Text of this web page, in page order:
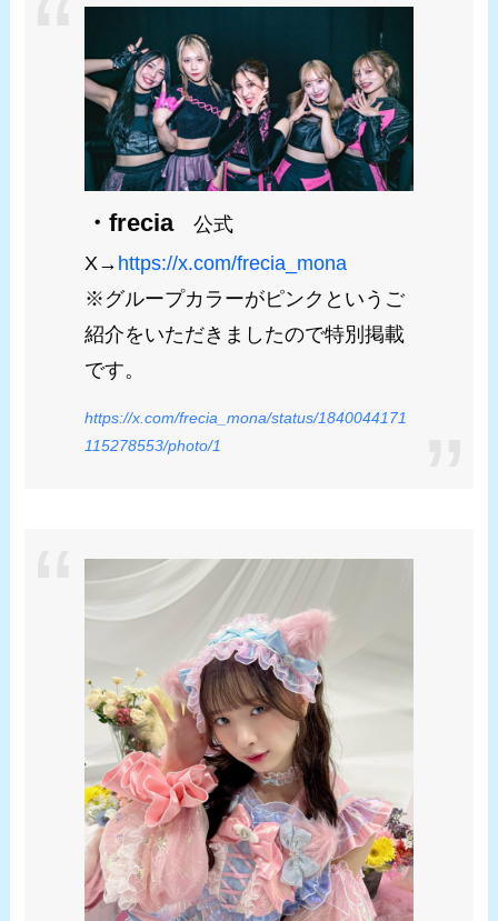
・frecia公式
X→ https://x.com/frecia_mona
※グループカラーがピンクというご
紹介をいただきましたので特別掲載
です。
https://x.com/frecia_mona/status/1840044171
115278553/photo/1